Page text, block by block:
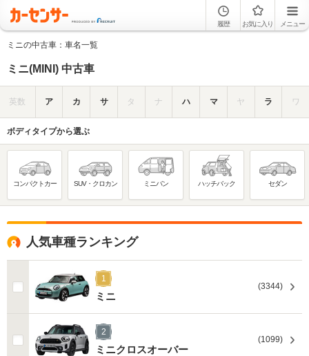
履歴 お気に入り メニュー
ミニの中古車：車名一覧
ミニ(MINI) 中古車
英数 ア カ サ タ ナ ハ マ ヤ ラ ワ
ボディタイプから選ぶ
コンパクトカー SUV・クロカン ミニバン ハッチバック セダン
人気車種ランキング
1
ミニ
(3344)
2
ミニクロスオーバー
(1099)